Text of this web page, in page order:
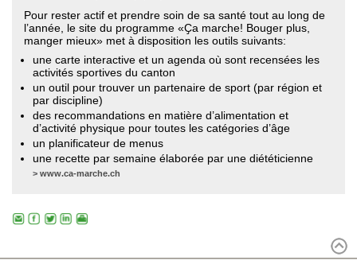
Pour rester actif et prendre soin de sa santé tout au long de
l’année, le site du programme «Ҫa marche! Bouger plus,
manger mieux» met à disposition les outils suivants:
une carte interactive et un agenda où sont recensées les
activités sportives du canton
un outil pour trouver un partenaire de sport (par région et
par discipline)
des recommandations en matière d’alimentation et
d’activité physique pour toutes les catégories d’âge
un planificateur de menus
une recette par semaine élaborée par une diététicienne
> www.ca-marche.ch